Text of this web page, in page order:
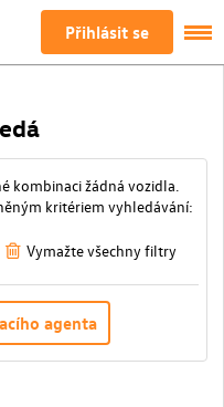
Přihlásit se
kombinaci žádná vozidla.
kritériem vyhledávání:
Vymažte všechny filtry
agenta